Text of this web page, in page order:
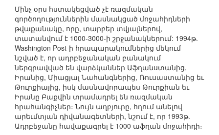
Մինչ օրս հստակեցված չէ ռազմական
գործողություններին մասնակցած մոջահիդների
թվաքանակը, որը, տարբեր տվյալներով,
տատանվում է 1000-3000-ի շրջանակներում: 1994թ.
Washington Post-ի հրապարակումներից մեկում
նշված է, որ ադրբեջանական բանակում
ներգրավված են վարձկաններ Աֆղանստանից,
Իրանից, Միացյալ Նահանգներից, Ռուսաստանից եւ
Թուրքիայից, իսկ մասնավորապես Թուրքիան եւ
Իրանը Բաքվին տրամադրել են ռազմական
հրահանգիչներ։ Նույն աղբյուրը, հղում անելով
արեւմտյան դիվանագետների, նշում է, որ 1993թ.
Ադրբեջանը հավաքագրել է 1000 աֆղան մոջահիդի։